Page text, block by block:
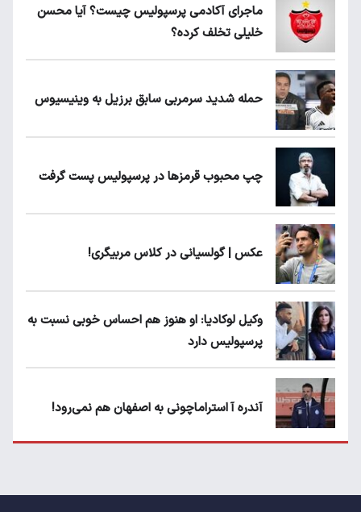
ماجرای آکادمی پرسپولیس چیست؟ آیا محسن
خلیلی تخلف کرده؟
حمله شدید سرمربی سابق برزیل به وینیسیوس
چپ محبوب قرمزها در پرسپولیس پست گرفت
عکس | گولسیانی در کلاس مربیگری!
وکیل لوکادیا: او هنوز هم احساس خوبی نسبت به
پرسپولیس دارد
آندره آ استراماچونی به اصفهان هم نمی‌رود!
حسن روی هوا!